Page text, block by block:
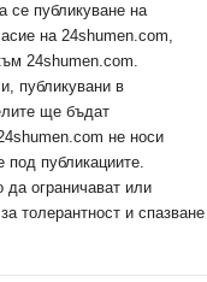
се публикуване на
на 24shumen.com,
24shumen.com.
публикувани в
ще бъдат
не носи
под публикациите.
да ограничават или
толерантност и спазване